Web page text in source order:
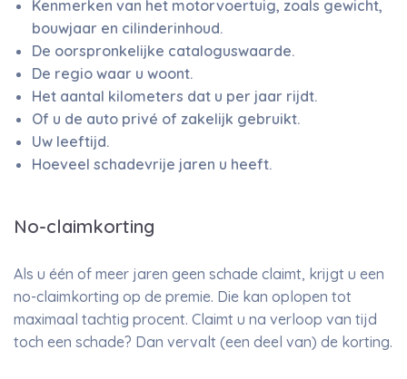
Kenmerken van het motorvoertuig, zoals gewicht,
bouwjaar en cilinderinhoud.
De oorspronkelijke cataloguswaarde.
De regio waar u woont.
Het aantal kilometers dat u per jaar rijdt.
Of u de auto privé of zakelijk gebruikt.
Uw leeftijd.
Hoeveel schadevrije jaren u heeft.
No-claimkorting
Als u één of meer jaren geen schade claimt, krijgt u een
no-claimkorting op de premie. Die kan oplopen tot
maximaal tachtig procent. Claimt u na verloop van tijd
toch een schade? Dan vervalt (een deel van) de korting.